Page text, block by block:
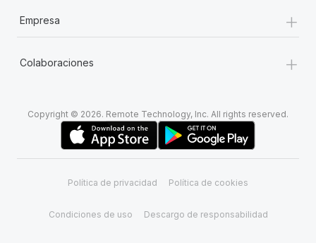
Empresa +
Colaboraciones +
Copyright © 2026. Remote Technology, Inc. All rights reserved.
Política de privacidad Política de cookies
Condiciones de uso Descargo de responsabilidad